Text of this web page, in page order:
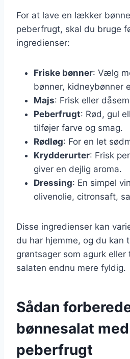
For at lave en lækker
peberfrugt, skal du bruge
ingredienser:
Friske bønner: Vælg
bønner, kidneybønner
Majs: Frisk eller
Peberfrugt: Rød, gul
tilføjer farve og smag.
Rødløg: For en let
Krydderurter: Frisk
giver en dejlig aroma.
Dressing: En simpel
olivenolie, citronsaft,
Disse ingredienser kan
du har hjemme, og du kan
grøntsager som agurk
salaten endnu mere fyldig.
Sådan
bønnesalat
peberfrugt